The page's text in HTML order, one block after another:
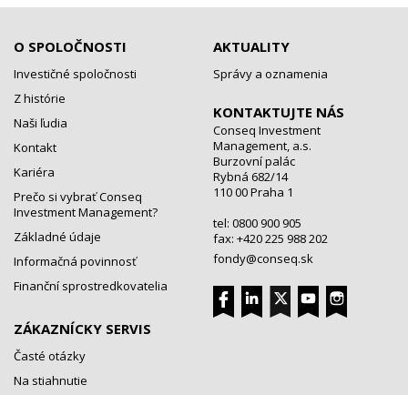
O SPOLOČNOSTI
Investičné spoločnosti
Z histórie
Naši ľudia
Kontakt
Kariéra
Prečo si vybrať Conseq
Investment Management?
Základné údaje
Informačná povinnosť
Finanční sprostredkovatelia
ZÁKAZNÍCKY SERVIS
Časté otázky
Na stiahnutie
AKTUALITY
Správy a oznamenia
KONTAKTUJTE NÁS
Conseq Investment
Management, a.s.
Burzovní palác
Rybná 682/14
110 00 Praha 1
tel: 0800 900 905
fax: +420 225 988 202
fondy@conseq.sk